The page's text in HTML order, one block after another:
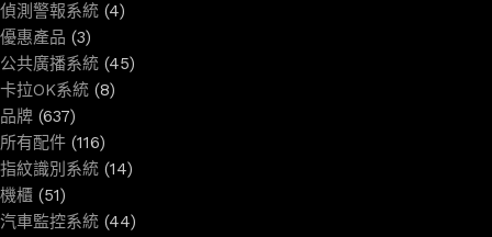
偵測警報系統 (4)
優惠產品 (3)
公共廣播系統 (45)
卡拉OK系統 (8)
品牌 (637)
所有配件 (116)
指紋識別系統 (14)
機櫃 (51)
汽車監控系統 (44)